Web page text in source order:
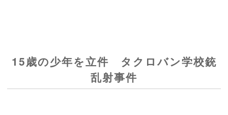
15歳の少年を立件 タクロバン学校銃
乱射事件